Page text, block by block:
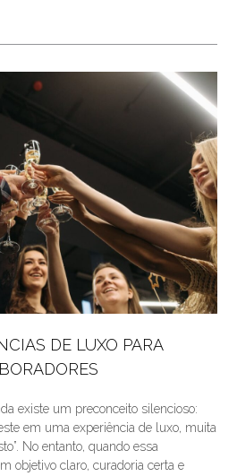
DE LUXO PARA
existe um preconceito silencioso:
em uma experiência de luxo, muita
No entanto, quando essa
objetivo claro, curadoria certa e